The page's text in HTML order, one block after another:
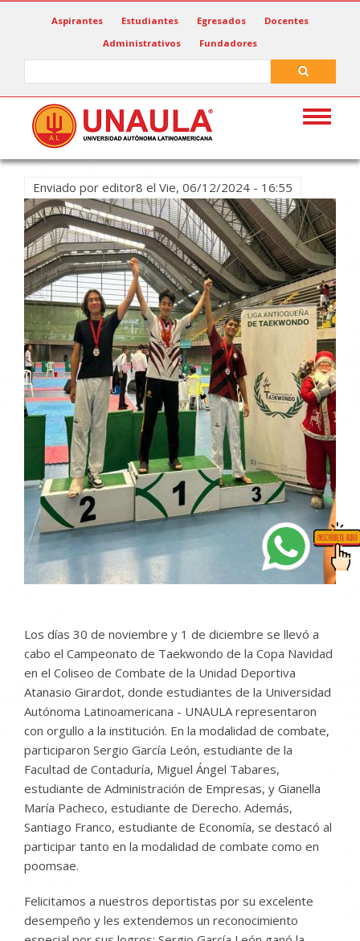
Aspirantes Estudiantes Egresados
Docentes
Administrativos
Fundadores
Toggle
Enviado por editor8 el Vie, 06/12/2024 - 16:55
Los días 30 de noviembre y 1 de diciembre se llevó a
cabo el Campeonato de Taekwondo de la Copa Navidad
en el Coliseo de Combate de la Unidad Deportiva
Atanasio Girardot, donde estudiantes de la Universidad
Autónoma Latinoamericana - UNAULA representaron
con orgullo a la institución. En la modalidad de combate,
participaron Sergio García León, estudiante de la
Facultad de Contaduría, Miguel Ángel Tabares,
estudiante de Administración de Empresas, y Gianella
María Pacheco, estudiante de Derecho. Además,
Santiago Franco, estudiante de Economía, se destacó al
participar tanto en la modalidad de combate como en
poomsae.
Felicitamos a nuestros deportistas por su excelente
desempeño y les extendemos un reconocimiento